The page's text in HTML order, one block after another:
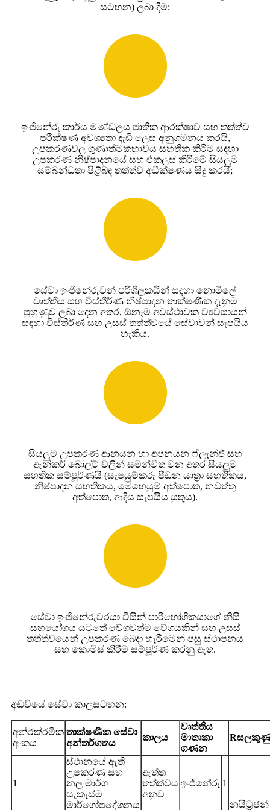
සටහන) ලබා දීම;
ඉංජිනේරු කාර්ය මණ්ඩලය ජාතික ආරක්ෂාව සහ තත්ත්ව
පරීක්ෂණ අවශ්‍යතා දැඩි ලෙස අනුගමනය කරයි,
උපකරණවල ගුණාත්මකභාවය සහතික කිරීම සඳහා
උපකරණ නිෂ්පාදනයේ සහ එකලස් කිරීමේ සියලුම
සම්බන්ධතා පිළිබඳ තත්ත්ව අධීක්ෂණය සිදු කරයි;
සේවා ඉංජිනේරුවන් පරිශීලකයින් සඳහා නොමිලේ
වෘත්තීය සහ විස්තීර්ණ නිෂ්පාදන තාක්ෂණික දැනුම
පුහුණුව ලබා දෙන අතර, ඕනෑම අවස්ථාවක ව්‍යවසායන්
සඳහා විස්තීර්ණ සහ උසස් තත්ත්වයේ සේවාවන් සැපයිය
හැකිය.
සියලුම උපකරණ ආනයන හා අපනයන ෆ්ලැන්ජ් සහ
ඇන්කර් බෝල්ට් වලින් සමන්විත වන අතර සියලුම
සහතික සම්පූර්ණයි (සැපයුම්කරු පීඩන යාත්‍රා සහතිකය,
නිෂ්පාදන සහතිකය, මෙහෙයුම් අත්පොත, නඩත්තු
අත්පොත, ආදිය සැපයිය යුතුය).
සේවා ඉංජිනේරුවරයා විසින් පාරිභෝගිකයාගේ නිසි
සහයෝගය යටතේ වේගවත්ම වේගයකින් සහ උසස්
තත්ත්වයෙන් උපකරණ බෙදා හැරීමෙන් පසු ස්ථාපනය
සහ කොමිස් කිරීම සම්පූර්ණ කරනු ඇත.
අඩවියේ සේවා කාලසටහන:
අන්රක්රමික
අංකය
තාක්ෂණික සේවා
අන්තර්ගතය
කාලය
වෘත්තීය
මාතෘකා
ගණන
Rසලකුණු
1
ස්ථානයේ ඇති
උපකරණ සහ
නල මාර්ග
සැකැස්ම
මාර්ගෝපදේශනය
ඇත්ත
තත්ත්වය
අනුව
ඉංජිනේරු 1
නයිට්‍රජන්